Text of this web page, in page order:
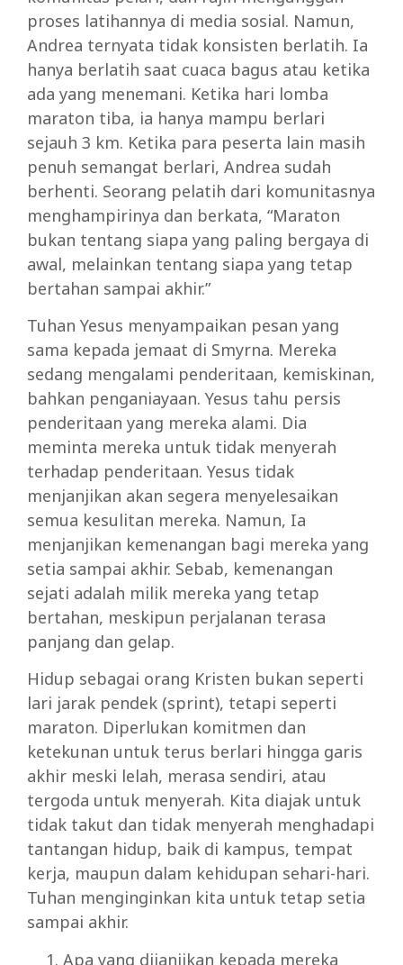
proses latihannya di media sosial. Namun,
Andrea ternyata tidak konsisten berlatih. Ia
hanya berlatih saat cuaca bagus atau ketika
ada yang menemani. Ketika hari lomba
maraton tiba, ia hanya mampu berlari
sejauh 3 km. Ketika para peserta lain masih
penuh semangat berlari, Andrea sudah
berhenti. Seorang pelatih dari komunitasnya
menghampirinya dan berkata, “Maraton
bukan tentang siapa yang paling bergaya di
awal, melainkan tentang siapa yang tetap
bertahan sampai akhir.”
Tuhan Yesus menyampaikan pesan yang
sama kepada jemaat di Smyrna. Mereka
sedang mengalami penderitaan, kemiskinan,
bahkan penganiayaan. Yesus tahu persis
penderitaan yang mereka alami. Dia
meminta mereka untuk tidak menyerah
terhadap penderitaan. Yesus tidak
menjanjikan akan segera menyelesaikan
semua kesulitan mereka. Namun, Ia
menjanjikan kemenangan bagi mereka yang
setia sampai akhir. Sebab, kemenangan
sejati adalah milik mereka yang tetap
bertahan, meskipun perjalanan terasa
panjang dan gelap.
Hidup sebagai orang Kristen bukan seperti
lari jarak pendek (sprint), tetapi seperti
maraton. Diperlukan komitmen dan
ketekunan untuk terus berlari hingga garis
akhir meski lelah, merasa sendiri, atau
tergoda untuk menyerah. Kita diajak untuk
tidak takut dan tidak menyerah menghadapi
tantangan hidup, baik di kampus, tempat
kerja, maupun dalam kehidupan sehari-hari.
Tuhan menginginkan kita untuk tetap setia
sampai akhir.
Apa yang dijanjikan kepada mereka